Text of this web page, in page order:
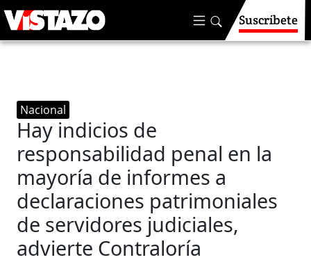
Suscríbete
Nacional
Hay indicios de
responsabilidad penal en la
mayoría de informes a
declaraciones patrimoniales
de servidores judiciales,
advierte Contraloría